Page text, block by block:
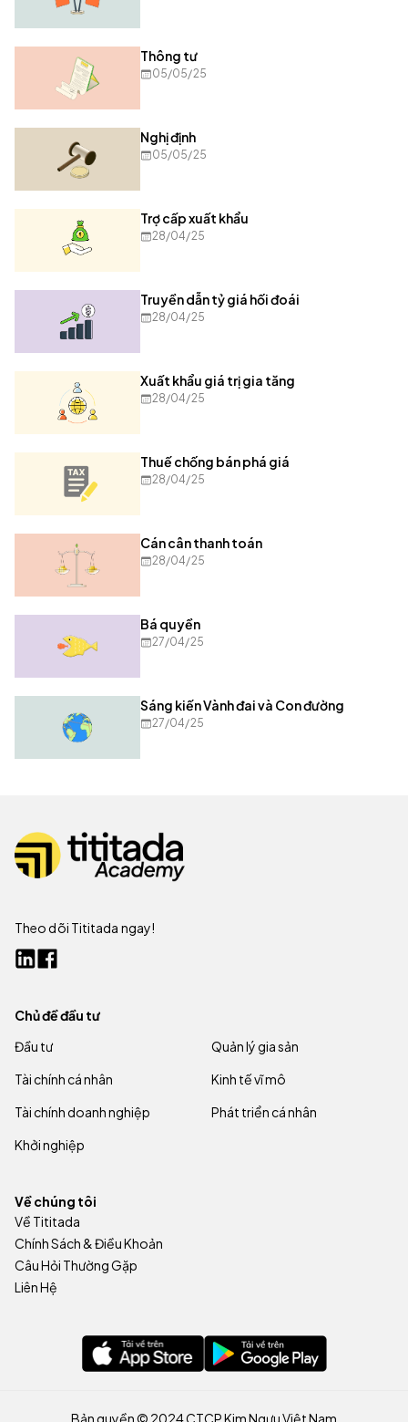
Thông tư
05/05/25
Nghị định
05/05/25
Trợ cấp xuất khẩu
28/04/25
Truyền dẫn tỷ giá hối đoái
28/04/25
Xuất khẩu giá trị gia tăng
28/04/25
Thuế chống bán phá giá
28/04/25
Cán cân thanh toán
28/04/25
Bá quyền
27/04/25
Sáng kiến Vành đai và Con đường
27/04/25
Theo dõi Tititada ngay!
Chủ đề đầu tư
Đầu tư
Quản lý gia sản
Tài chính cá nhân
Kinh tế vĩ mô
Tài chính doanh nghiệp
Phát triển cá nhân
Khởi nghiệp
Về chúng tôi
Về Tititada
Chính Sách & Điều Khoản
Câu Hỏi Thường Gặp
Liên Hệ
Bản quyền © 2024 CTCP Kim Ngưu Việt Nam